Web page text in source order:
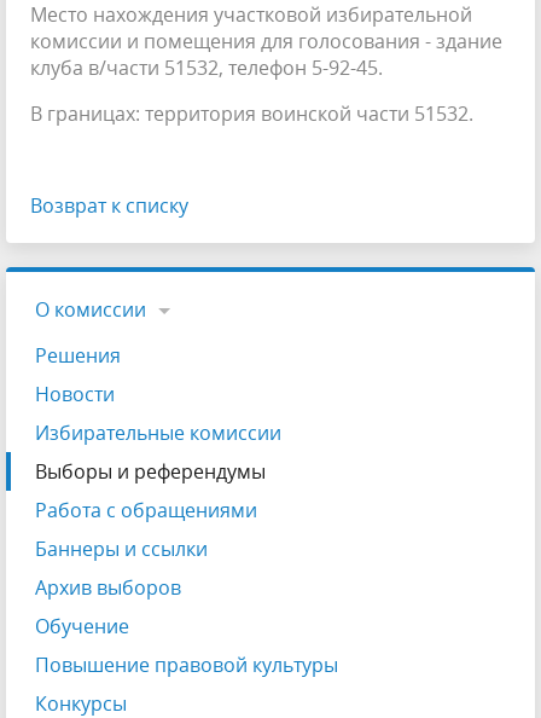
Место нахождения участковой избирательной
комиссии и помещения для голосования - здание
клуба в/части 51532, телефон 5-92-45.
В границах: территория воинской части 51532.
Возврат к списку
О комиссии
Решения
Новости
Избирательные комиссии
Выборы и референдумы
Работа с обращениями
Баннеры и ссылки
Архив выборов
Обучение
Повышение правовой культуры
Конкурсы